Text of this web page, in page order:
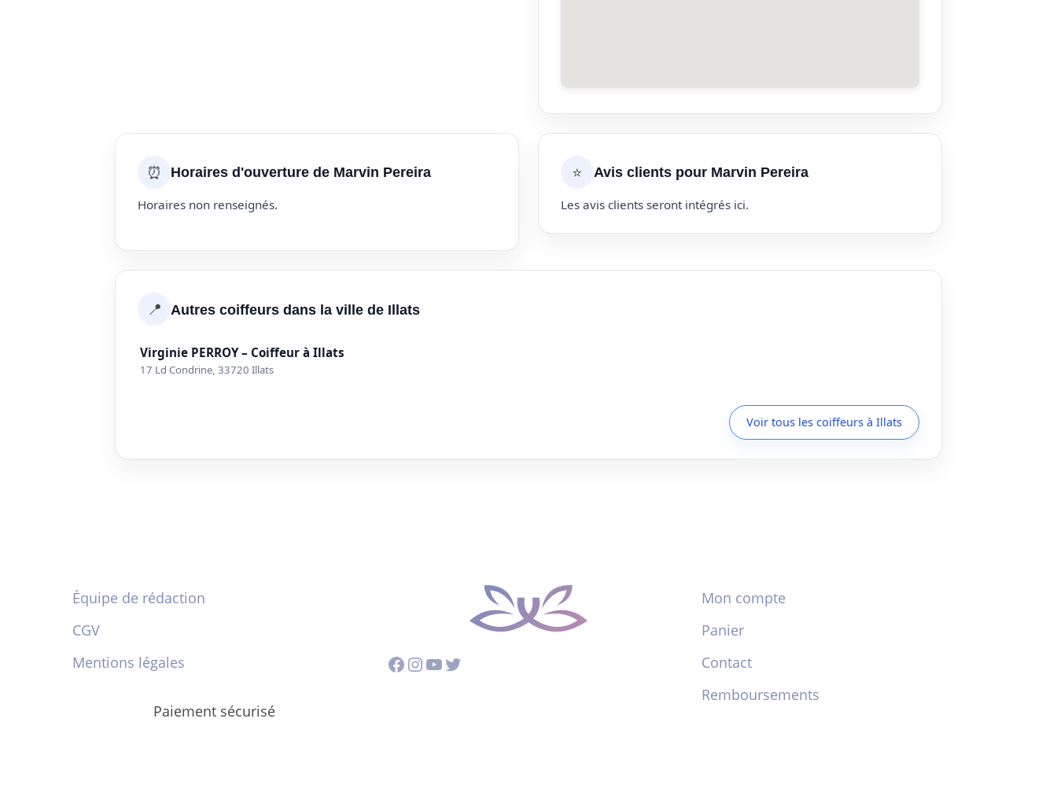
⏰ Horaires d'ouverture de Marvin Pereira
Horaires non renseignés.
⭐ Avis clients pour Marvin Pereira
Les avis clients seront intégrés ici.
📍 Autres coiffeurs dans la ville de Illats
Virginie PERROY – Coiffeur à Illats
17 Ld Condrine, 33720 Illats
Voir tous les coiffeurs à Illats
Équipe de rédaction
CGV
Mentions légales
Paiement sécurisé
Facebook
Instagram
YouTube
Twitter
Mon compte
Panier
Contact
Remboursements